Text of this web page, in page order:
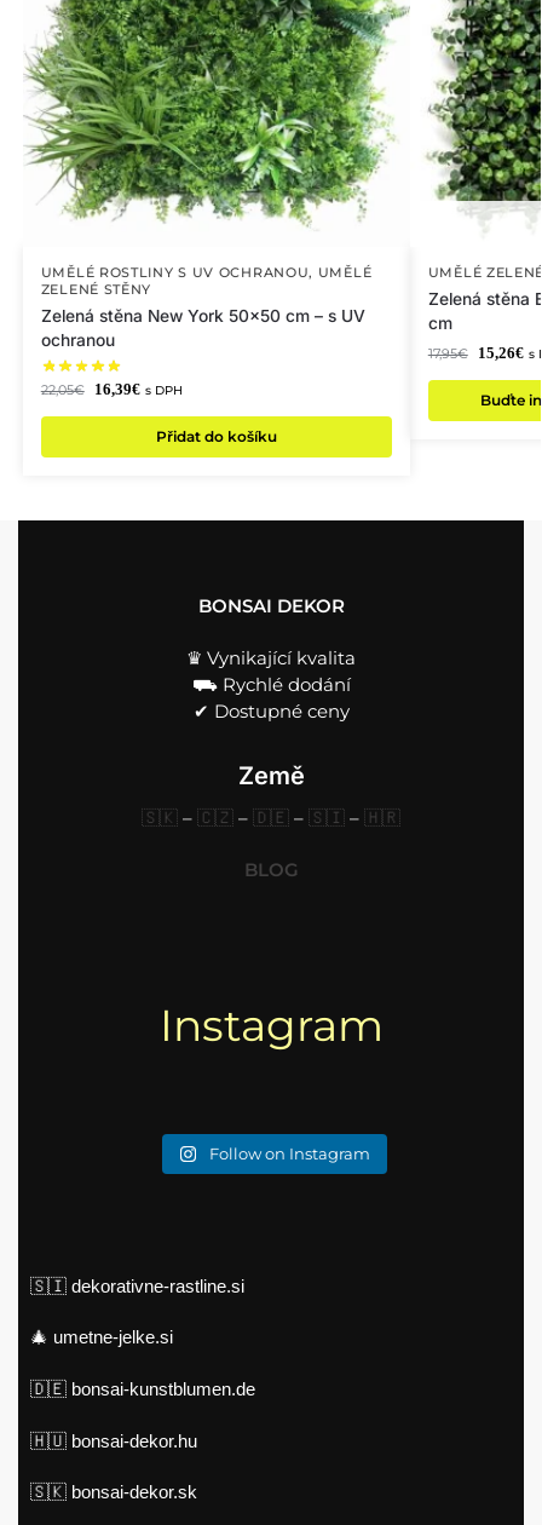
UMĚLÉ ROSTLINY S UV OCHRANOU, UMĚLÉ
ZELENÉ STĚNY
Zelená stěna New York 50×50 cm – s UV
ochranou
22,05€ 16,39€ s DPH
Přidat do košíku
UMĚLÉ
Zelená stěna
cm
17,95€ 15,26€ s
Buďte
BONSAI DEKOR
♛ Vynikající kvalita
⛟ Rychlé dodání
✔︎ Dostupné ceny
Země
🇸🇰 – 🇨🇿 – 🇩🇪 – 🇸🇮 – 🇭🇷
BLOG
Instagram
Follow on Instagram
🇸🇮 dekorativne-rastline.si
🎄 umetne-jelke.si
🇩🇪 bonsai-kunstblumen.de
🇭🇺 bonsai-dekor.hu
🇸🇰 bonsai-dekor.sk